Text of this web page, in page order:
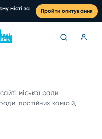
місті за
Пройти опитування
міської ради
постійних комісій,